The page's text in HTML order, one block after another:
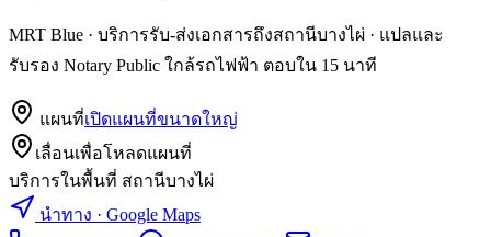
MRT Blue · บริการรับ-ส่งเอกสารถึงสถานีบางไผ่ · แปลและ
รับรอง Notary Public ใกล้รถไฟฟ้า ตอบใน 15 นาที
แผนที่เปิดแผนที่ขนาดใหญ่
เลื่อนเพื่อโหลดแผนที่
บริการในพื้นที่ สถานีบางไผ่
นำทาง · Google Maps